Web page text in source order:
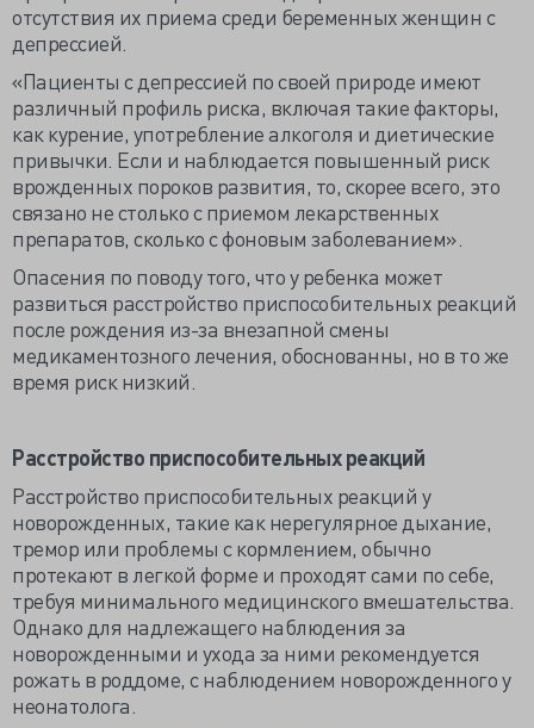
отсутствия их приема среди беременных женщин с
депрессией.
«Пациенты с депрессией по своей природе имеют
различный профиль риска, включая такие факторы,
как курение, употребление алкоголя и диетические
привычки. Если и наблюдается повышенный риск
врожденных пороков развития, то, скорее всего, это
связано не столько с приемом лекарственных
препаратов, сколько с фоновым заболеванием».
Опасения по поводу того, что у ребенка может
развиться расстройство приспособительных реакций
после рождения из-за внезапной смены
медикаментозного лечения, обоснованны, но в то же
время риск низкий.
Расстройство приспособительных реакций
Расстройство приспособительных реакций у
новорожденных, такие как нерегулярное дыхание,
тремор или проблемы с кормлением, обычно
протекают в легкой форме и проходят сами по себе,
требуя минимального медицинского вмешательства.
Однако для надлежащего наблюдения за
новорожденными и ухода за ними рекомендуется
рожать в роддоме, с наблюдением новорожденного у
неонатолога.